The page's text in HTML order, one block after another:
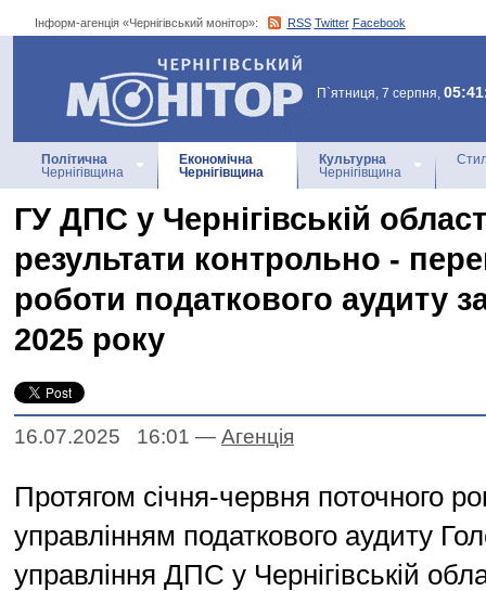
Інформ-агенція «Чернігівський монітор»: RSS Twitter Facebook
Інформ-агенція
«Чернігівський монітор»
П`ятниця, 7 серпня,
Політична
Чернігівщина
Економічна
Чернігівщина
Культурна
Чернігівщина
ГУ ДПС у Чернігівській
результати контрольно -
роботи податкового аудиту
2025 року
16.07.2025 16:01 — Агенцiя
Протягом січня-червня поточного
управлінням податкового аудиту
управління ДПС у Чернігівській